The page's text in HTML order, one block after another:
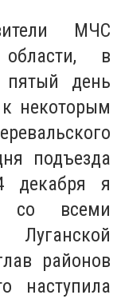
МЧС
в
день
некоторым
подъезда
я
со всеми
Луганской
районов
наступила